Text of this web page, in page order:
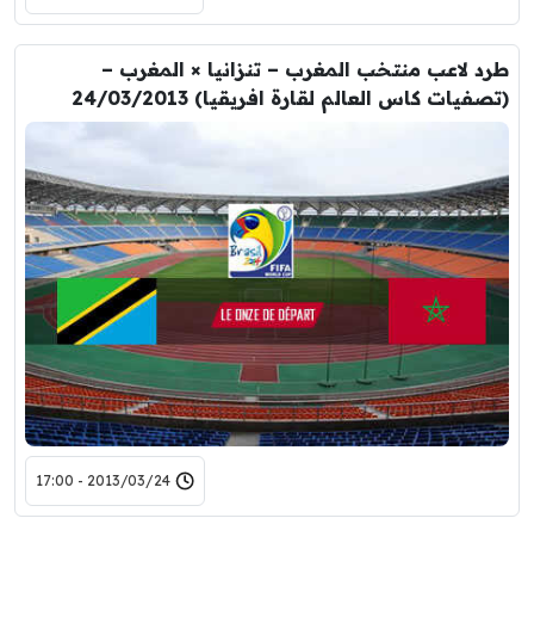
طرد لاعب منتخب المغرب – تنزانيا × المغرب –
(تصفيات كاس العالم لقارة افريقيا) 24/03/2013
2013/03/24 - 17:00